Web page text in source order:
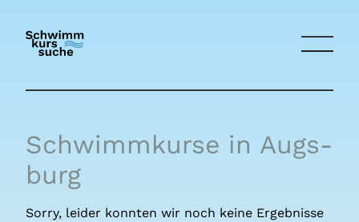
Schwimmkurse in Augs­
burg
Sorry, leider konnten wir noch keine Ergebnisse